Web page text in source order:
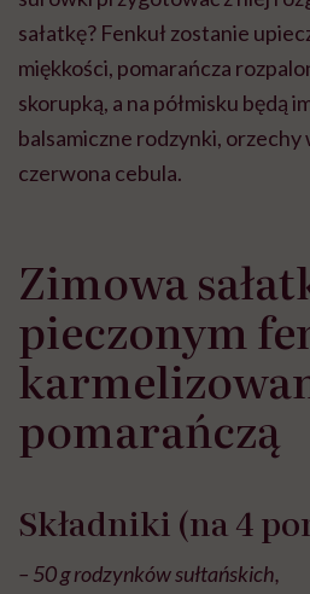
sałatkę? Fenkuł zostanie
miękkości, pomarańcza
skorupką, a na półmisku będą
balsamiczne rodzynki, orzechy
czerwona cebula.
Zimowa
pieczonym
pomarańczą
Składniki (na 4
– 50 g rodzynków sułtańskich,